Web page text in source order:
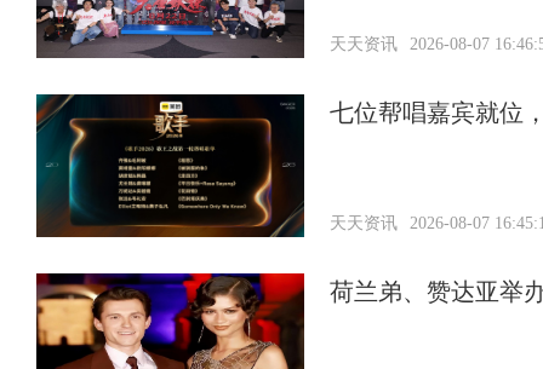
天天资讯 2026-08-07
七位帮唱嘉宾就位
天天资讯 2026-08-07
荷兰弟、赞达亚举